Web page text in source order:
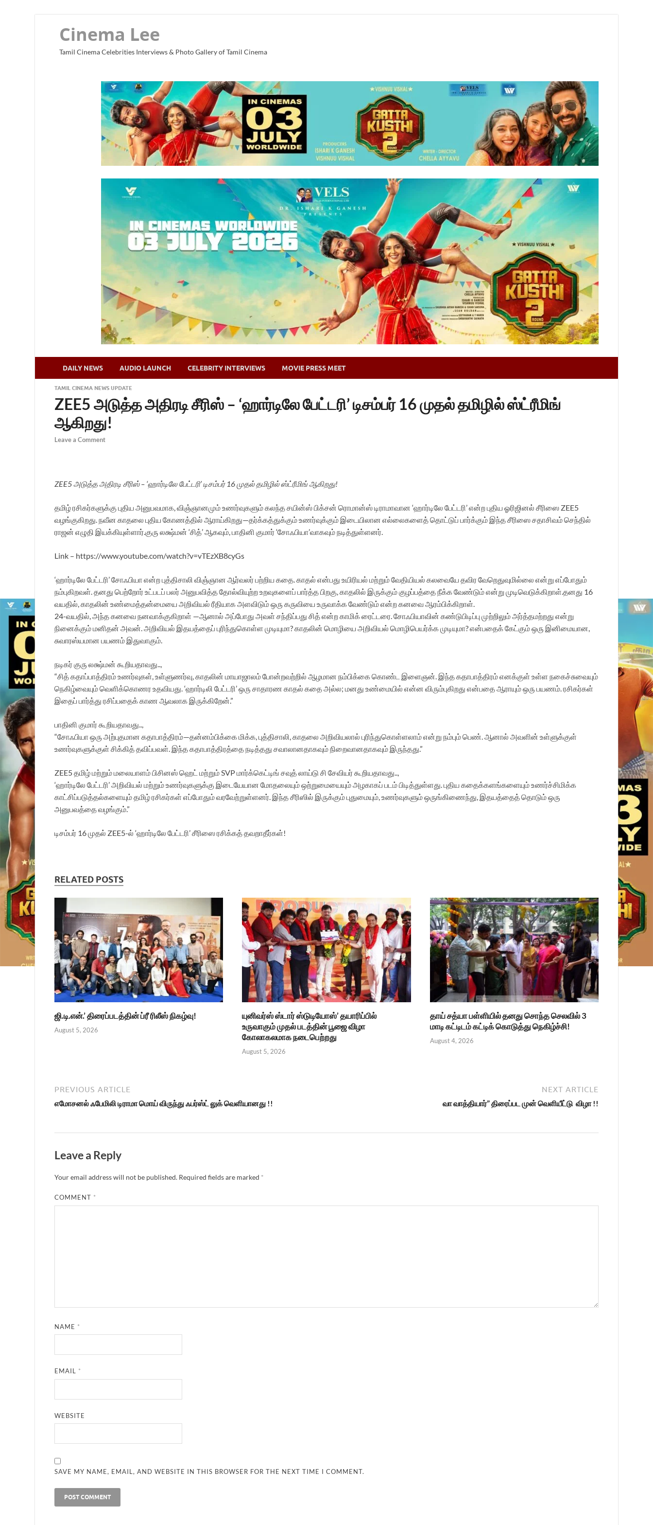
Cinema Lee
Tamil Cinema Celebrities Interviews & Photo Gallery of Tamil Cinema
DAILY NEWS AUDIO LAUNCH CELEBRITY INTERVIEWS MOVIE PRESS MEET
TAMIL CINEMA NEWS UPDATE
ZEE5 அடுத்த அதிரடி சீரிஸ் – ‘ஹார்டிலே பேட்டரி’ டிசம்பர் 16 முதல் தமிழில் ஸ்ட்ரீமிங்
ஆகிறது!
Leave a Comment
ZEE5 அடுத்த அதிரடி சீரிஸ் – ‘ஹார்டிலே பேட்டரி’ டிசம்பர் 16 முதல் தமிழில் ஸ்ட்ரீமிங் ஆகிறது!
தமிழ் ரசிகர்களுக்கு புதிய அனுபவமாக, விஞ்ஞானமும் உணர்வுகளும் கலந்த சயின்ஸ் பிக்சன் ரொமான்ஸ் டிராமாவான ‘ஹார்டிலே பேட்டரி’ என்ற புதிய ஓரிஜினல் சீரிஸை ZEE5
வழங்குகிறது. நவீன காதலை புதிய கோணத்தில் ஆராய்கிறது—தர்க்கத்துக்கும் உணர்வுக்கும் இடையிலான எல்லைகளைத் தொட்டுப் பார்க்கும் இந்த சீரிஸை சதாசிவம் செந்தில்
ராஜன் எழுதி இயக்கியுள்ளார்.குரு லக்ஷ்மன் ‘சித்’ ஆகவும், பாதினி குமார் ‘சோஃபியா’வாகவும் நடித்துள்ளனர்.
Link – https://www.youtube.com/watch?v=vTEzXB8cyGs
‘ஹார்டிலே பேட்டரி’ சோஃபியா என்ற புத்திசாலி விஞ்ஞான ஆர்வலர் பற்றிய கதை. காதல் என்பது உயிரியல் மற்றும் வேதியியல் கலவையே தவிர வேறெதுவுமில்லை என்று எப்போதும்
நம்புகிறவள். தனது பெற்றோர் உட்படப் பலர் அனுபவித்த தோல்வியுற்ற உறவுகளைப் பார்த்த பிறகு, காதலில் இருக்கும் குழப்பத்தை நீக்க வேண்டும் என்று முடிவெடுக்கிறாள்.தனது 16
வயதில், காதலின் உண்மைத்தன்மையை அறிவியல் ரீதியாக அளவிடும் ஒரு கருவியை உருவாக்க வேண்டும் என்ற கனவை ஆரம்பிக்கிறாள்.
24-வயதில், அந்த கனவை நனவாக்குகிறாள் —ஆனால் அப்போது அவள் சந்திப்பது சித் என்ற காமிக் ரைட்டரை. சோஃபியாவின் கண்டுபிடிப்பு முற்றிலும் அர்த்தமற்றது என்று
நினைக்கும் மனிதன் அவன். அறிவியல் இதயத்தைப் புரிந்துகொள்ள முடியுமா? காதலின் மொழியை அறிவியல் மொழிபெயர்க்க முடியுமா? என்பதைக் கேட்கும் ஒரு இனிமையான,
சுவாரஸ்யமான பயணம் இதுவாகும்.
நடிகர் குரு லக்ஷ்மன் கூறியதாவது..,
“சித் கதாப்பாத்திரம் உணர்வுகள், உள்ளுணர்வு, காதலின் மாயாஜாலம் போன்றவற்றில் ஆழமான நம்பிக்கை கொண்ட இளைஞன். இந்த கதாபாத்திரம் எனக்குள் உள்ள நகைச்சுவையும்
நெகிழ்வையும் வெளிக்கொணர உதவியது. ‘ஹார்டிலி பேட்டரி’ ஒரு சாதாரண காதல் கதை அல்ல; மனது உண்மையில் என்ன விரும்புகிறது என்பதை ஆராயும் ஒரு பயணம். ரசிகர்கள்
இதைப் பார்த்து ரசிப்பதைக் காண ஆவலாக இருக்கிறேன்.”
பாதினி குமார் கூறியதாவது..,
“சோஃபியா ஒரு அற்புதமான கதாபாத்திரம்—தன்னம்பிக்கை மிக்க, புத்திசாலி, காதலை அறிவியலால் புரிந்துகொள்ளலாம் என்று நம்பும் பெண். ஆனால் அவளின் உள்ளுக்குள்
உணர்வுகளுக்குள் சிக்கித் தவிப்பவள். இந்த கதாபாத்திரத்தை நடித்தது சவாலானதாகவும் நிறைவானதாகவும் இருந்தது.”
ZEE5 தமிழ் மற்றும் மலையாளம் பிசினஸ் ஹெட் மற்றும் SVP மார்க்கெட்டிங் சவுத் லாய்டு சி சேவியர் கூறியதாவது..,
‘ஹார்டிலே பேட்டரி’ அறிவியல் மற்றும் உணர்வுகளுக்கு இடையேயான மோதலையும் ஒற்றுமையையும் அழகாகப் படம் பிடித்துள்ளது. புதிய கதைக்களங்களையும் உணர்ச்சிமிக்க
காட்சிப்படுத்தல்களையும் தமிழ் ரசிகர்கள் எப்போதும் வரவேற்றுள்ளனர். இந்த சீரிஸில் இருக்கும் புதுமையும், உணர்வுகளும் ஒருங்கிணைந்து, இதயத்தைத் தொடும் ஒரு
அனுபவத்தை வழங்கும்.”
டிசம்பர் 16 முதல் ZEE5-ல் ‘ஹார்டிலே பேட்டரி’ சீரிஸை ரசிக்கத் தவறாதீர்கள்!
RELATED POSTS
ஜி.டி.என்.’ திரைப்படத்தின் ப்ரீ ரிலீஸ் நிகழ்வு!
August 5, 2026
யுனிவர்ஸ் ஸ்டார் ஸ்டுடியோஸ்’ தயாரிப்பில்
உருவாகும் முதல் படத்தின் பூஜை விழா
கோலாகலமாக நடைபெற்றது
August 5, 2026
தாய் சத்யா பள்ளியில் தனது சொந்த செலவில் 3
மாடி கட்டிடம் கட்டிக் கொடுத்து நெகிழ்ச்சி!
August 4, 2026
PREVIOUS ARTICLE
எமோசனல் ஃபேமிலி டிராமா மொய் விருந்து ஃபர்ஸ்ட் லுக் வெளியானது !!
NEXT ARTICLE
வா வாத்தியார்” திரைப்பட முன் வெளியீட்டு விழா !!
Leave a Reply
Your email address will not be published. Required fields are marked *
COMMENT *
NAME *
EMAIL *
WEBSITE
SAVE MY NAME, EMAIL, AND WEBSITE IN THIS BROWSER FOR THE NEXT TIME I COMMENT.